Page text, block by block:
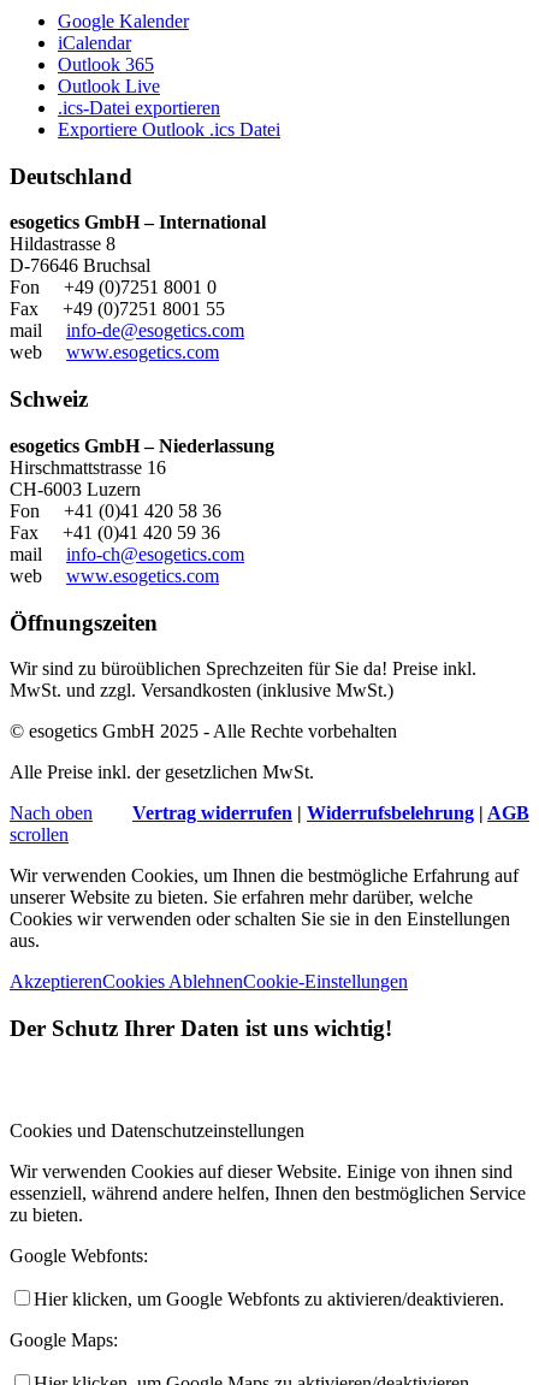
Google Kalender
iCalendar
Outlook 365
Outlook Live
.ics-Datei exportieren
Exportiere Outlook .ics Datei
Deutschland
esogetics GmbH – International
Hildastrasse 8
D-76646 Bruchsal
Fon +49 (0)7251 8001 0
Fax +49 (0)7251 8001 55
mail info-de@esogetics.com
web www.esogetics.com
Schweiz
esogetics GmbH – Niederlassung
Hirschmattstrasse 16
CH-6003 Luzern
Fon +41 (0)41 420 58 36
Fax +41 (0)41 420 59 36
mail info-ch@esogetics.com
web www.esogetics.com
Öffnungszeiten
Wir sind zu büroüblichen Sprechzeiten für Sie da! Preise inkl.
MwSt. und zzgl. Versandkosten (inklusive MwSt.)
© esogetics GmbH 2025 - Alle Rechte vorbehalten
Alle Preise inkl. der gesetzlichen MwSt.
Vertrag widerrufen | Widerrufsbelehrung | AGB
Nach oben
scrollen
Wir verwenden Cookies, um Ihnen die bestmögliche Erfahrung auf
unserer Website zu bieten. Sie erfahren mehr darüber, welche
Cookies wir verwenden oder schalten Sie sie in den Einstellungen
aus.
AkzeptierenCookies AblehnenCookie-Einstellungen
Der Schutz Ihrer Daten ist uns wichtig!
Cookies und Datenschutzeinstellungen
Wir verwenden Cookies auf dieser Website. Einige von ihnen sind
essenziell, während andere helfen, Ihnen den bestmöglichen Service
zu bieten.
Google Webfonts:
Hier klicken, um Google Webfonts zu aktivieren/deaktivieren.
Google Maps: